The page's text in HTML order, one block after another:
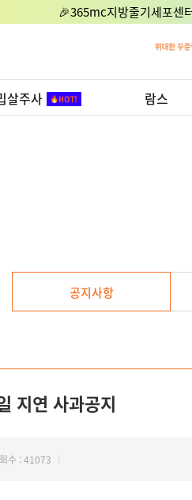
🎉365mc지방줄기세포센
살주사 람스
공지사항
지연 사과공지
수 : 41073